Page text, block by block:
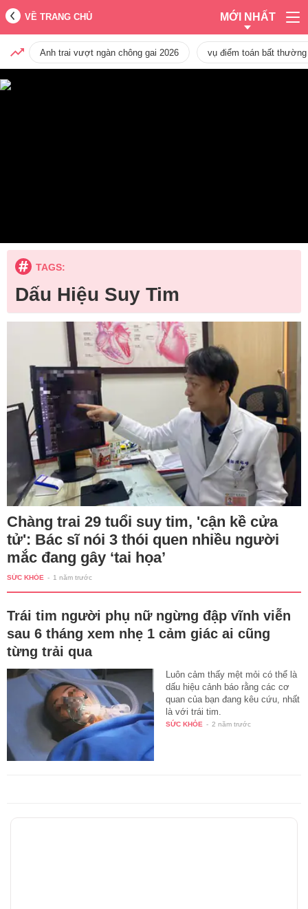
VỀ TRANG CHỦ MỚI NHẤT
Anh trai vượt ngàn chông gai 2026 vụ điểm toán bất
TAGS:
Dấu Hiệu Suy Tim
Chàng trai 29 tuổi suy tim, 'cận kề cửa
tử': Bác sĩ nói 3 thói quen nhiều người
mắc đang gây ‘tai họa’
SỨC KHỎE - 1 năm trước
Trái tim người phụ nữ ngừng đập vĩnh viễn
sau 6 tháng xem nhẹ 1 cảm giác ai cũng
từng trải qua
Luôn cảm thấy mệt mỏi có thể là
dấu hiệu cảnh báo rằng các cơ
quan của bạn đang kêu cứu, nhất
là với trái tim.
SỨC KHỎE - 2 năm trước